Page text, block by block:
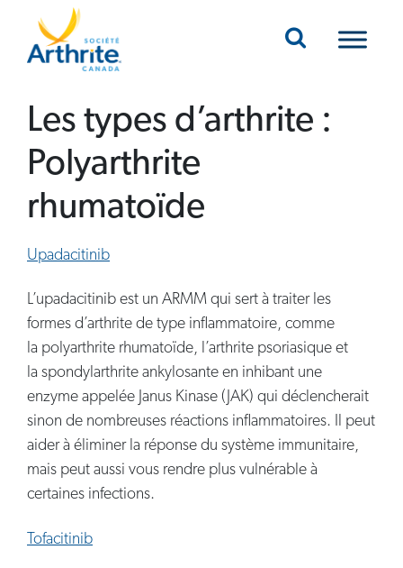
Mobile Navigation
Les types d’arthrite :
Polyarthrite
rhumatoïde
Upadacitinib
L’upadacitinib est un ARMM qui sert à traiter les
formes d’arthrite de type inflammatoire, comme
la polyarthrite rhumatoïde, l’arthrite psoriasique et
la spondylarthrite ankylosante en inhibant une
enzyme appelée Janus Kinase (JAK) qui déclencherait
sinon de nombreuses réactions inflammatoires. Il peut
aider à éliminer la réponse du système immunitaire,
mais peut aussi vous rendre plus vulnérable à
certaines infections.
Tofacitinib